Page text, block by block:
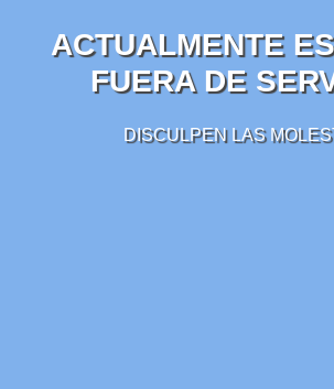
ACTUALMENTE
FUERA DE
DISCULPEN LAS